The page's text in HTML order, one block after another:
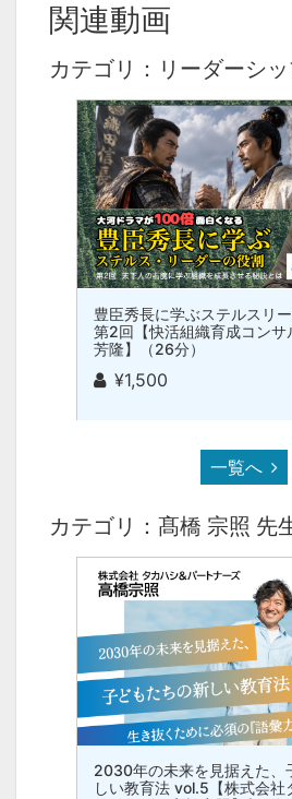
関連動画
カテゴリ：リーダーシ
豊臣秀長に学ぶステルスリ
第2回【快活組織育成コン
芳隆】（26分）
¥1,500
一覧へ
カテゴリ：髙橋 宗照 先
2030年の未来を見据えた、
しい教育法 vol.5【株式会社